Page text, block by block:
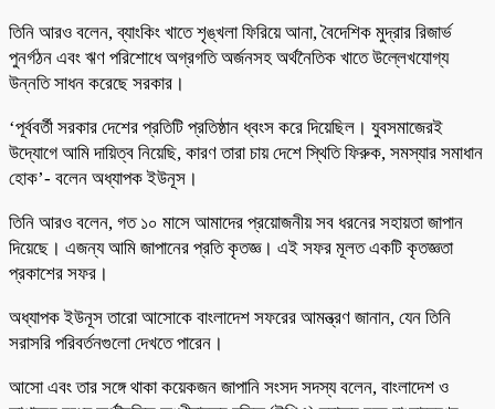
তিনি আরও বলেন, ব্যাংকিং খাতে শৃঙ্খলা ফিরিয়ে আনা, বৈদেশিক মুদ্রার রিজার্ভ
পুনর্গঠন এবং ঋণ পরিশোধে অগ্রগতি অর্জনসহ অর্থনৈতিক খাতে উল্লেখযোগ্য
উন্নতি সাধন করেছে সরকার।
‘পূর্ববর্তী সরকার দেশের প্রতিটি প্রতিষ্ঠান ধ্বংস করে দিয়েছিল। যুবসমাজেরই
উদ্যোগে আমি দায়িত্ব নিয়েছি, কারণ তারা চায় দেশে স্থিতি ফিরুক, সমস্যার সমাধান
হোক’- বলেন অধ্যাপক ইউনূস।
তিনি আরও বলেন, গত ১০ মাসে আমাদের প্রয়োজনীয় সব ধরনের সহায়তা জাপান
দিয়েছে। এজন্য আমি জাপানের প্রতি কৃতজ্ঞ। এই সফর মূলত একটি কৃতজ্ঞতা
প্রকাশের সফর।
অধ্যাপক ইউনূস তারো আসোকে বাংলাদেশ সফরের আমন্ত্রণ জানান, যেন তিনি
সরাসরি পরিবর্তনগুলো দেখতে পারেন।
আসো এবং তার সঙ্গে থাকা কয়েকজন জাপানি সংসদ সদস্য বলেন, বাংলাদেশ ও